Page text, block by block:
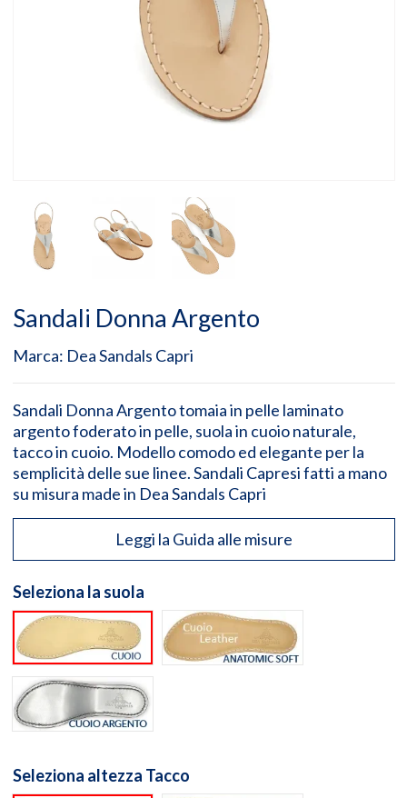
Sandali Donna Argento
Marca: Dea Sandals Capri
Sandali Donna Argento tomaia in pelle laminato
argento foderato in pelle, suola in cuoio naturale,
tacco in cuoio. Modello comodo ed elegante per la
semplicità delle sue linee. Sandali Capresi fatti a mano
su misura made in Dea Sandals Capri
Leggi la Guida alle misure
Seleziona la suola
Suola cuoio naturale
Suola Anatomic Soft
Suola cuoio laminato argento
Seleziona altezza Tacco